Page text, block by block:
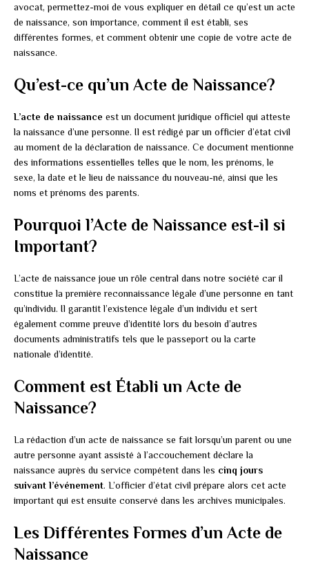
avocat, permettez-moi de vous expliquer en détail ce qu’est un acte
de naissance, son importance, comment il est établi, ses
différentes formes, et comment obtenir une copie de votre acte de
naissance.
Qu’est-ce qu’un Acte de Naissance?
L’acte de naissance est un document juridique officiel qui atteste
la naissance d’une personne. Il est rédigé par un officier d’état civil
au moment de la déclaration de naissance. Ce document mentionne
des informations essentielles telles que le nom, les prénoms, le
sexe, la date et le lieu de naissance du nouveau-né, ainsi que les
noms et prénoms des parents.
Pourquoi l’Acte de Naissance est-il si
Important?
L’acte de naissance joue un rôle central dans notre société car il
constitue la première reconnaissance légale d’une personne en tant
qu’individu. Il garantit l’existence légale d’un individu et sert
également comme preuve d’identité lors du besoin d’autres
documents administratifs tels que le passeport ou la carte
nationale d’identité.
Comment est Établi un Acte de
Naissance?
La rédaction d’un acte de naissance se fait lorsqu’un parent ou une
autre personne ayant assisté à l’accouchement déclare la
naissance auprès du service compétent dans les cinq jours
suivant l’événement. L’officier d’état civil prépare alors cet acte
important qui est ensuite conservé dans les archives municipales.
Les Différentes Formes d’un Acte de
Naissance